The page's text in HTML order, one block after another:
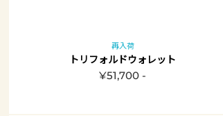
再入荷
トリフォルドウォレット
¥51,700 -